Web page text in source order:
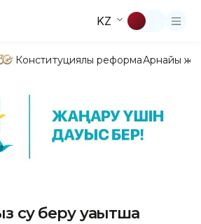
KZ
Конституциялық реформаАрнайы
су беру уақытша